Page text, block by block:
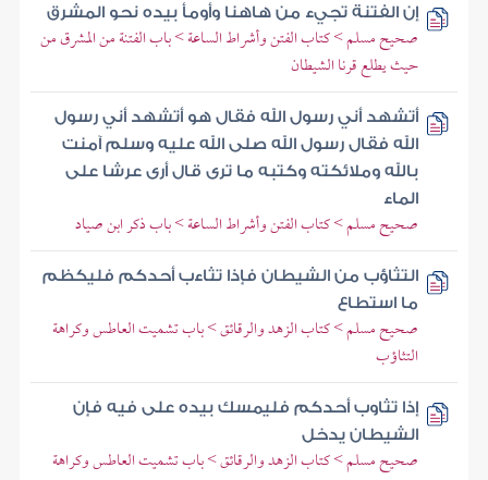
إن الفتنة تجيء من هاهنا وأومأ بيده نحو المشرق
صحيح مسلم > كتاب الفتن وأشراط الساعة > باب الفتنة من المشرق من
حيث يطلع قرنا الشيطان
أتشهد أني رسول الله فقال هو أتشهد أني رسول
الله فقال رسول الله صلى الله عليه وسلم آمنت
بالله وملائكته وكتبه ما ترى قال أرى عرشا على
الماء
صحيح مسلم > كتاب الفتن وأشراط الساعة > باب ذكر ابن صياد
التثاؤب من الشيطان فإذا تثاءب أحدكم فليكظم
ما استطاع
صحيح مسلم > كتاب الزهد والرقائق > باب تشميت العاطس وكراهة
التثاؤب
إذا تثاوب أحدكم فليمسك بيده على فيه فإن
الشيطان يدخل
صحيح مسلم > كتاب الزهد والرقائق > باب تشميت العاطس وكراهة